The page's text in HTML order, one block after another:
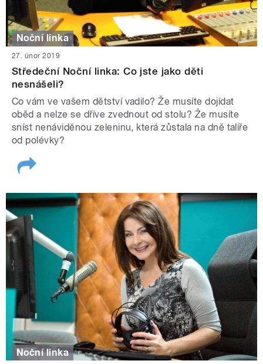
Noční linka
27. únor 2019
Středeční Noční linka: Co jste jako děti
nesnášeli?
Co vám ve vašem dětství vadilo? Že musíte dojídat
oběd a nelze se dříve zvednout od stolu? Že musíte
sníst nenáviděnou zeleninu, která zůstala na dně talíře
od polévky?
Noční linka